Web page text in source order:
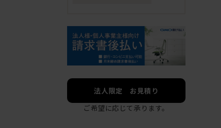
法人限定 お見積り
ご希望に応じて承ります。